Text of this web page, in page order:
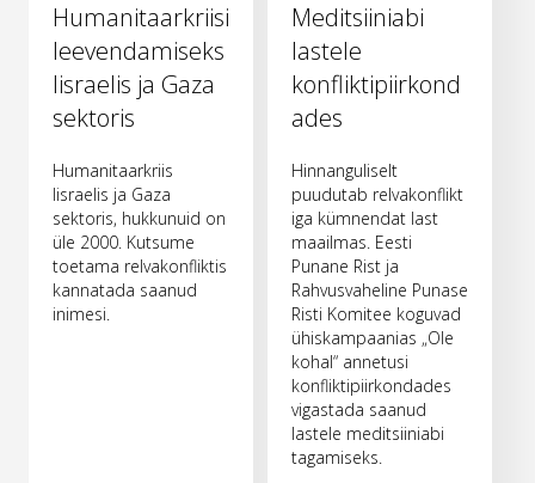
Humanitaarkriisi
leevendamiseks
Iisraelis ja Gaza
sektoris
Humanitaarkriis
Iisraelis ja Gaza
sektoris, hukkunuid on
üle 2000. Kutsume
toetama relvakonfliktis
kannatada saanud
inimesi.
Meditsiiniabi
lastele
konfliktipiirkond
ades
Hinnanguliselt
puudutab relvakonflikt
iga kümnendat last
maailmas. Eesti
Punane Rist ja
Rahvusvaheline Punase
Risti Komitee koguvad
ühiskampaanias „Ole
kohal“ annetusi
konfliktipiirkondades
vigastada saanud
lastele meditsiiniabi
tagamiseks.